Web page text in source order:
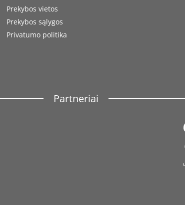
Prekybos vietos
Prekybos sąlygos
Privatumo politika
Partneriai